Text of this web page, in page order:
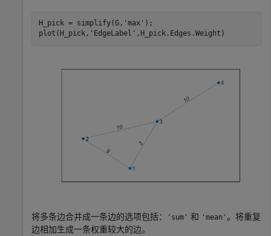
H_pick = simplify(G, 'max' );
plot(H_pick, 'EdgeLabel' ,H_pick.Edges.Weight)
将多条边合并成一条边的选项包括： 'sum' 和 'mean' 。将重复
边相加生成一条权重较大的边。